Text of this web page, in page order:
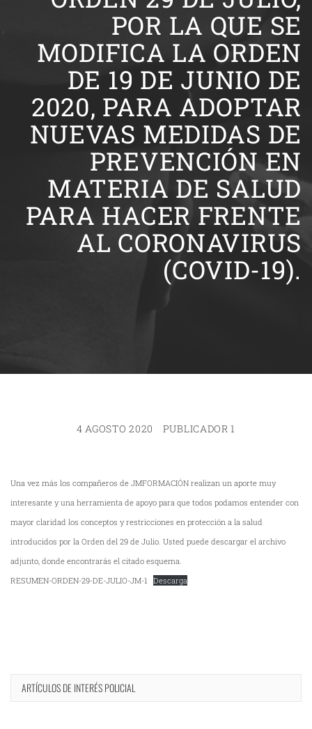
POR LA QUE SE
MODIFICA LA ORDEN
DE 19 DE JUNIO DE
2020, PARA ADOPTAR
NUEVAS MEDIDAS DE
PREVENCIÓN EN
MATERIA DE SALUD
PARA HACER FRENTE
AL CORONAVIRUS
(COVID-19).
4 AGOSTO 2020 PUBLICADOR 1
Una vez más los compañeros de JMFORMACIÓN realizan un aporte muy
interesante y una herramienta de apoyo para que todos podamos entender con
mayor claridad los conceptos y restricciones en protección a la salud
introducidos por la Orden del 29 de Julio. Usted puede descargar el archivo
adjunto, donde encontrarás el citado esquema.
RESUMEN-ORDEN-29-DE-JULIO-JM-1
Descarga
ARTÍCULOS DE INTERÉS POLICIAL